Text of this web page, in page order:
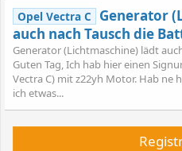
Opel Vectra C
Generator
auch nach Tausch die
Generator (Lichtmaschine) lädt
Guten Tag, Ich hab hier einen
Vectra C) mit z22yh Motor. Hab ne
ich etwas...